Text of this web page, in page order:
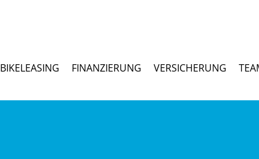
BIKELEASING FINANZIERUNG VERSICHERUNG